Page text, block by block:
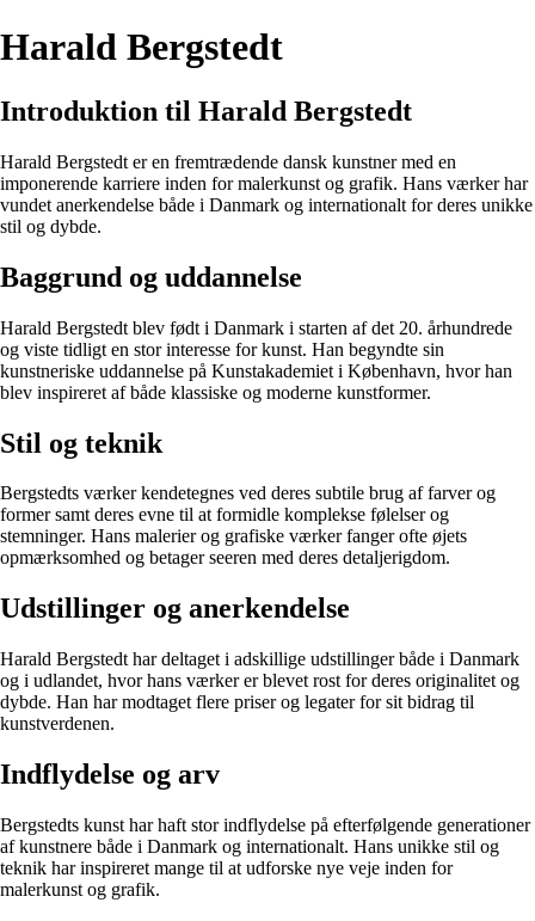
Harald Bergstedt
Introduktion til Harald Bergstedt
Harald Bergstedt er en fremtrædende dansk kunstner med en
imponerende karriere inden for malerkunst og grafik. Hans værker har
vundet anerkendelse både i Danmark og internationalt for deres unikke
stil og dybde.
Baggrund og uddannelse
Harald Bergstedt blev født i Danmark i starten af det 20. århundrede
og viste tidligt en stor interesse for kunst. Han begyndte sin
kunstneriske uddannelse på Kunstakademiet i København, hvor han
blev inspireret af både klassiske og moderne kunstformer.
Stil og teknik
Bergstedts værker kendetegnes ved deres subtile brug af farver og
former samt deres evne til at formidle komplekse følelser og
stemninger. Hans malerier og grafiske værker fanger ofte øjets
opmærksomhed og betager seeren med deres detaljerigdom.
Udstillinger og anerkendelse
Harald Bergstedt har deltaget i adskillige udstillinger både i Danmark
og i udlandet, hvor hans værker er blevet rost for deres originalitet og
dybde. Han har modtaget flere priser og legater for sit bidrag til
kunstverdenen.
Indflydelse og arv
Bergstedts kunst har haft stor indflydelse på efterfølgende generationer
af kunstnere både i Danmark og internationalt. Hans unikke stil og
teknik har inspireret mange til at udforske nye veje inden for
malerkunst og grafik.